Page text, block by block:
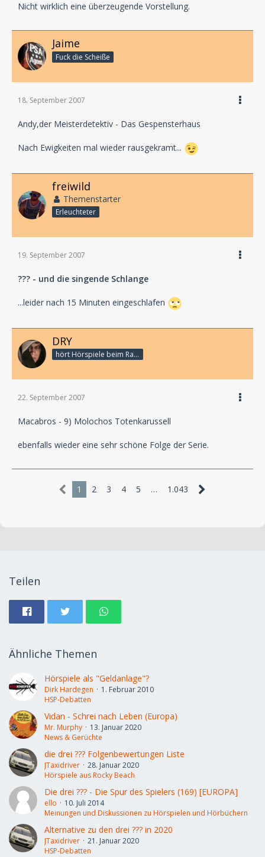
Nicht wirklich eine überzeugende Vorstellung.
Jaime
Fuck die Scheiße
18. September 2007
Andy,der Meisterdetektiv - Das Gespensterhaus
Nach Ewigkeiten mal wieder rausgekramt...
freiwild
Themenstarter
Erleuchteter
19. September 2007
??? - und die singende Schlange
...leider nach 15 Minuten eingeschlafen
DRY
hört Hörspiele beim Rasenmähen
22. September 2007
Macabros - 9) Molochos Totenkarussell
ebenfalls wieder eine sehr schöne Folge der Serie.
1 2 3 4 5 … 1.043
Teilen
Ähnliche Themen
Hörspiele als "Geldanlage"?
Dirk Hardegen
1. Februar 2010
HSP-Debatten
Vidan - Schrei nach Leben (Europa)
Mr. Murphy
13. Januar 2020
News & Gerüchte
die drei ??? Folgenbewertungen Liste
JTaxidriver
28. Januar 2020
Hörspiele aus Rocky Beach
Die drei ??? - Die Spur des Spielers (169) [EUROPA]
ello
10. Juli 2014
Meinungen und Diskussionen zu Hörspielen und Hörbüchern
Alternative zu den drei ??? in 2020
JTaxidriver
21. Januar 2020
HSP-Debatten